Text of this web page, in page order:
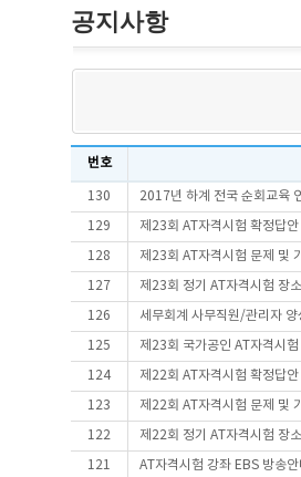
공지사항
번호
130 2017년 하계 전국 순회교육
129 제23회 AT자격시험 확정답
128 제23회 AT자격시험 문제 및
127 제23회 정기 AT자격시험 장
126 세무회계 사무직원/관리자
125 제23회 국가공인 AT자격시
124 제22회 AT자격시험 확정답
123 제22회 AT자격시험 문제 및
122 제22회 정기 AT자격시험 장
121 AT자격시험 강좌 EBS 방송안